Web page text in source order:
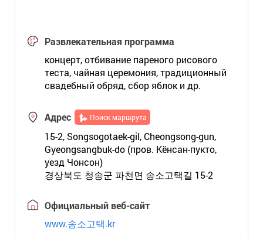
Развлекательная программа
концерт, отбивание пареного рисового
теста, чайная церемония, традиционный
свадебный обряд, сбор яблок и др.
Адрес Поиск маршрута
15-2, Songsogotaek-gil, Cheongsong-gun,
Gyeongsangbuk-do (пров. Кёнсан-пукто,
уезд Чонсон)
경상북도 청송군 파천면 송소고택길 15-2
Официальный веб-сайт
www.송소고택.kr